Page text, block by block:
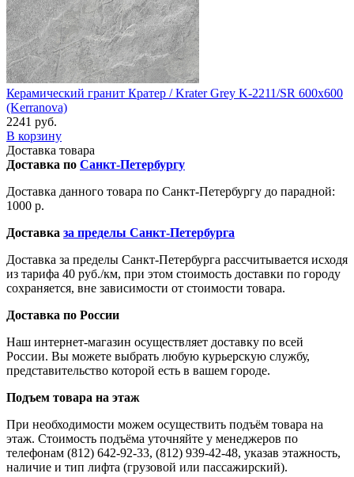
Керамический гранит Кратер / Krater Grey K-2211/SR 600x600
(Kerranova)
2241 руб.
В корзину
Доставка товара
Доставка по Санкт-Петербургу
Доставка данного товара по Санкт-Петербургу до парадной:
1000 р.
Доставка за пределы Санкт-Петербурга
Доставка за пределы Санкт-Петербурга рассчитывается исходя
из тарифа 40 руб./км, при этом стоимость доставки по городу
сохраняется, вне зависимости от стоимости товара.
Доставка по России
Наш интернет-магазин осуществляет доставку по всей
России. Вы можете выбрать любую курьерскую службу,
представительство которой есть в вашем городе.
Подъем товара на этаж
При необходимости можем осуществить подъём товара на
этаж. Стоимость подъёма уточняйте у менеджеров по
телефонам (812) 642-92-33, (812) 939-42-48, указав этажность,
наличие и тип лифта (грузовой или пассажирский).